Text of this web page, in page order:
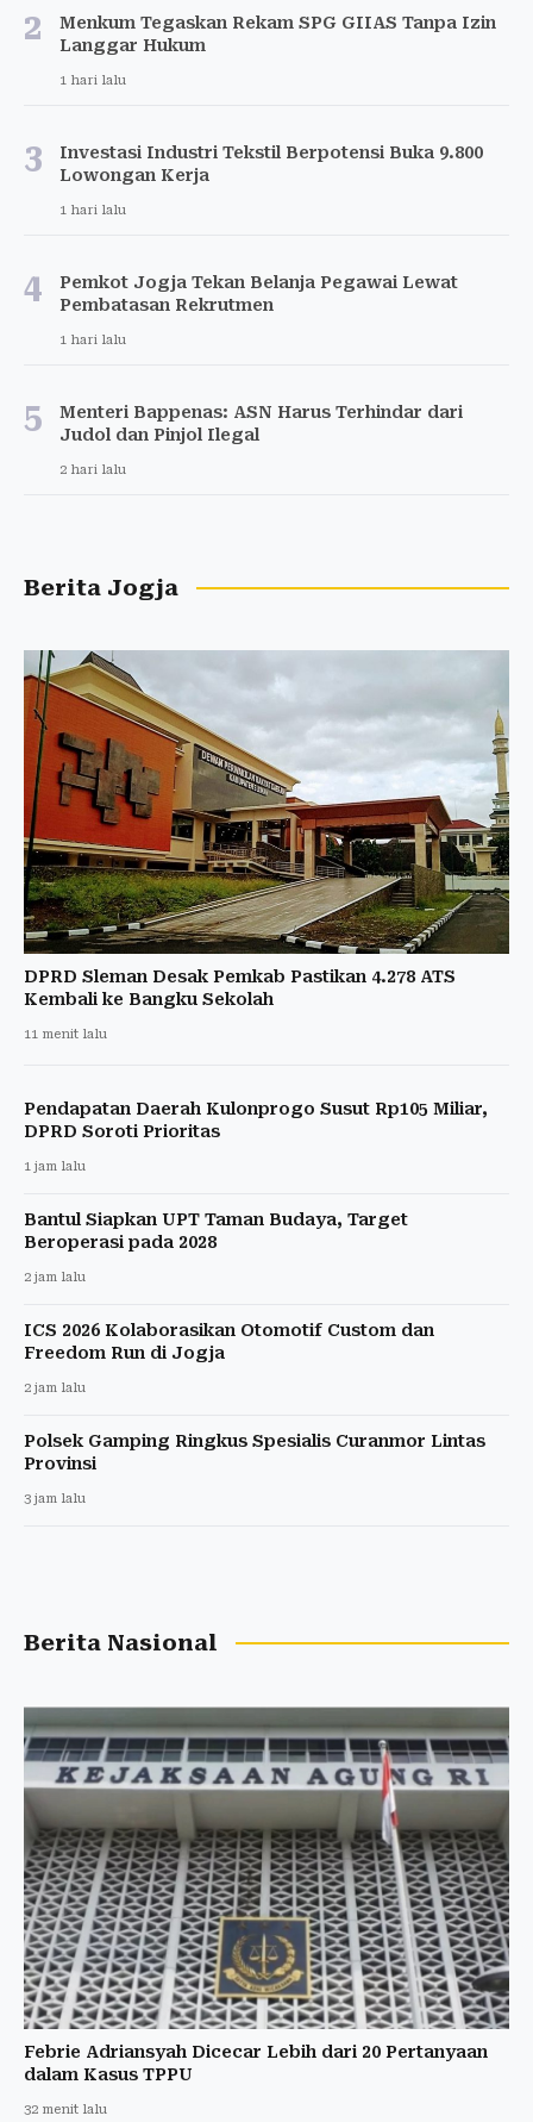
2
Menkum Tegaskan Rekam SPG GIIAS Tanpa Izin
Langgar Hukum
1 hari lalu
3
Investasi Industri Tekstil Berpotensi Buka 9.800
Lowongan Kerja
1 hari lalu
4
Pemkot Jogja Tekan Belanja Pegawai Lewat
Pembatasan Rekrutmen
1 hari lalu
5
Menteri Bappenas: ASN Harus Terhindar dari
Judol dan Pinjol Ilegal
2 hari lalu
Berita Jogja
DPRD Sleman Desak Pemkab Pastikan 4.278 ATS
Kembali ke Bangku Sekolah
11 menit lalu
Pendapatan Daerah Kulonprogo Susut Rp105 Miliar,
DPRD Soroti Prioritas
1 jam lalu
Bantul Siapkan UPT Taman Budaya, Target
Beroperasi pada 2028
2 jam lalu
ICS 2026 Kolaborasikan Otomotif Custom dan
Freedom Run di Jogja
2 jam lalu
Polsek Gamping Ringkus Spesialis Curanmor Lintas
Provinsi
3 jam lalu
Berita Nasional
Febrie Adriansyah Dicecar Lebih dari 20 Pertanyaan
dalam Kasus TPPU
32 menit lalu